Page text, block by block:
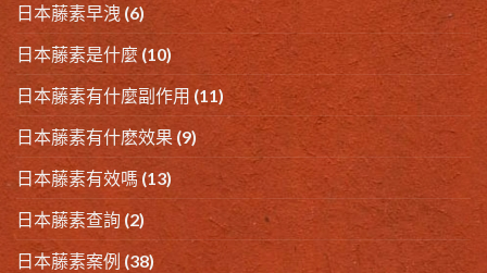
日本藤素早洩 (6)
日本藤素是什麼 (10)
日本藤素有什麼副作用 (11)
日本藤素有什麽效果 (9)
日本藤素有效嗎(13)
日本藤素查詢 (2)
日本藤素案例 (38)